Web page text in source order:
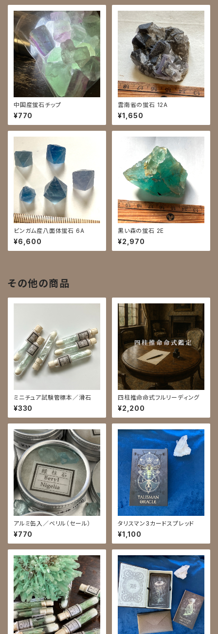
中国産蛍石チップ
¥770
雲南省の蛍石 12A
¥1,650
ビンガム産八面体蛍石 6A
¥6,600
黒い森の蛍石 2E
¥2,970
その他の商品
ミニチュア試験管標本／滑石
¥330
四柱推命命式フルリーディング
¥2,200
アルミ缶入／ベリル（セール）
¥770
タリスマン3カードスプレッド
¥1,100